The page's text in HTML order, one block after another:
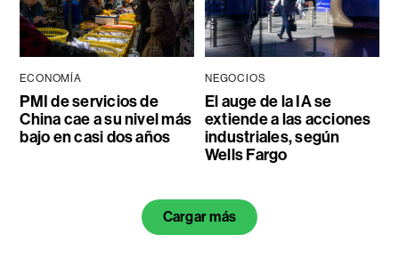
ECONOMÍA
PMI de servicios de
China cae a su nivel más
bajo en casi dos años
NEGOCIOS
El auge de la IA se
extiende a las acciones
industriales, según
Wells Fargo
Cargar más